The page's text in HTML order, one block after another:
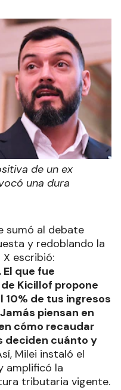
de un ex
una dura
sumó al debate
y redoblando la
escribió:
El que fue
Kicillof propone
de tus ingresos
piensan en
cómo recaudar
deciden cuánto y
Milei instaló el
amplificó la
tributaria vigente.